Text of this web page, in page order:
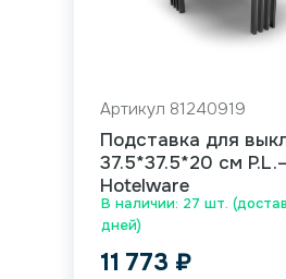
В наличии: 27 шт.
дней)
Артикул 81240919
Подставка для
37.5*37.5*20 см
Hotelware
11 773 ₽